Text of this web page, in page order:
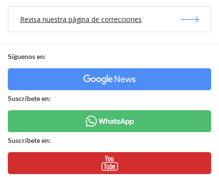
Revisa nuestra página de correcciones
Síguenos en:
Suscríbete en:
Suscríbete en: